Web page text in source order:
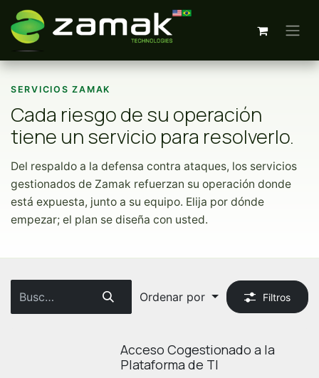
Ir al contenido
SERVICIOS ZAMAK
Cada riesgo de su operación
tiene un servicio para resolverlo.
Del respaldo a la defensa contra ataques, los servicios
gestionados de Zamak refuerzan su operación donde
está expuesta, junto a su equipo. Elija por dónde
empezar; el plan se diseña con usted.
Ordenar por Filtros
Acceso Cogestionado a la
Plataforma de TI